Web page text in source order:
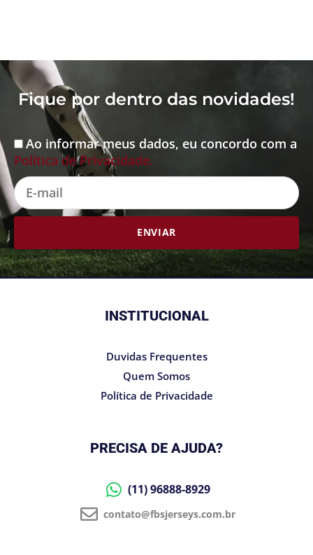
Fique por dentro das novidades!
Ao informar meus dados, eu concordo com a
Política de Privacidade.
E-
mail
ENVIAR
INSTITUCIONAL
Duvidas Frequentes
Quem Somos
Política de Privacidade
PRECISA DE AJUDA?
(11) 96888-8929
contato@fbsjerseys.com.br